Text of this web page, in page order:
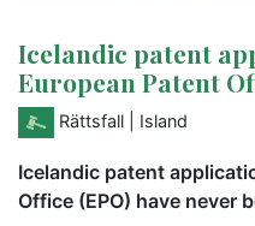
Icelandic patent
European Patent
Rättsfall | Island
Icelandic patent
Office (EPO) have never